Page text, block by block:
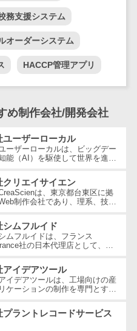
サー
ュアル作
ル
管理シス
作成サー
・流通向
管理シス
析ツー
管理シス
務支援システム
オーダーシステム
HACCP管理アプリ
め制作会社/開発会社
ユーザーローカル
ーザーローカルは、ビッグデー
能（AI）を駆使して世界を進化
ンチャー企業です。国内...
クリエイサイエン
は、東京都台東区に拠
制作会社であり、理系、技
ティブ制作を行っています。
シムフルイド
ムフルイドは、フランス
社の日本代理店として、最
度な製品を提供しています。設
アイデアツール
イデアツールは、工場向けの産
ケーションの制作を専門とする
リー工場など多岐にわた...
プラントレコードサービス